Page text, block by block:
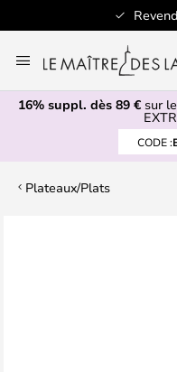
au
contenu
16% suppl. dès 89 € sur
CODE :
Plateaux/Plats